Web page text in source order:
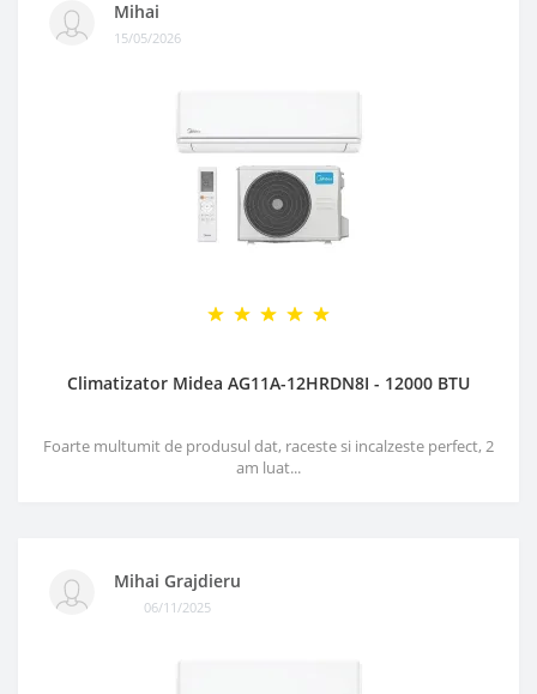
Mihai
15/05/2026
Climatizator Midea AG11A-12HRDN8I - 12000 BTU
Foarte multumit de produsul dat, raceste si incalzeste perfect, 2
am luat...
Mihai Grajdieru
06/11/2025